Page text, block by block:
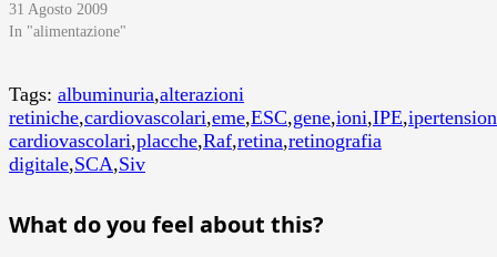
31 Agosto 2009
In "alimentazione"
Tags: albuminuria,alterazioni
retiniche,cardiovascolari,eme,ESC,gene,ioni,IPE,
cardiovascolari,placche,Raf,retina,retinografia
digitale,SCA,Siv
What do you feel about this?